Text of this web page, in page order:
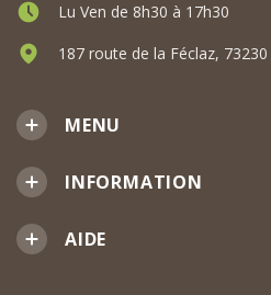
MENU
INFORMATION
AIDE
Lu Ven de 8h30 à 17h30
187 route de la Féclaz, 73230